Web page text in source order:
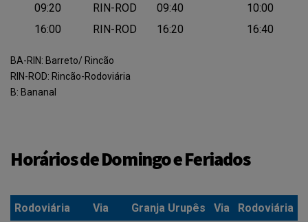
09:20
RIN-ROD 09:40
10:00
16:00
RIN-ROD 16:20 16:40
BA-RIN: Barreto/ Rincão
RIN-ROD: Rincão-Rodoviária
B: Bananal
Horários de Domingo e Feriados
Rodoviária Via Granja Urupês Via
Rodoviária